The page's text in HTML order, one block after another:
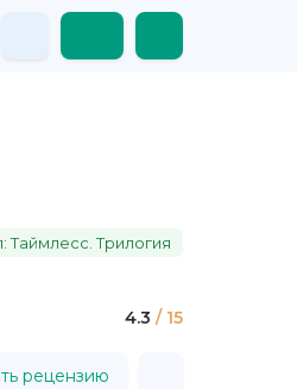
Таймлесс. Трилогия
4.3 / 15
рецензию